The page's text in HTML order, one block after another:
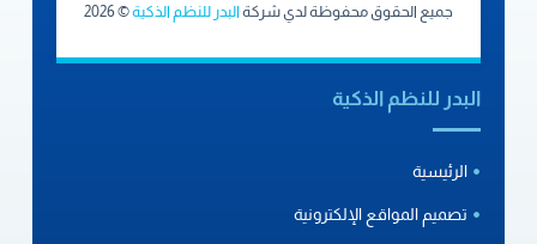
جميع الحقوق محفوظة لدي شركة البدر للنظم الذكية© 2026
البدر للنظم الذكية
الرئيسية
تصميم المواقع الإلكترونية